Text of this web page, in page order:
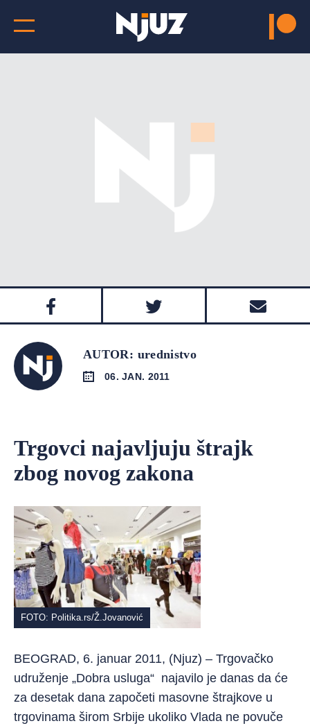
AUTOR: urednistvo
06. JAN. 2011
Trgovci najavljuju štrajk
zbog novog zakona
FOTO: Politika.rs/Ž.Jovanović
BEOGRAD, 6. januar 2011, (Njuz) – Trgovačko
udruženje „Dobra usluga“ najavilo je danas da će
za desetak dana započeti masovne štrajkove u
trgovinama širom Srbije ukoliko Vlada ne povuče